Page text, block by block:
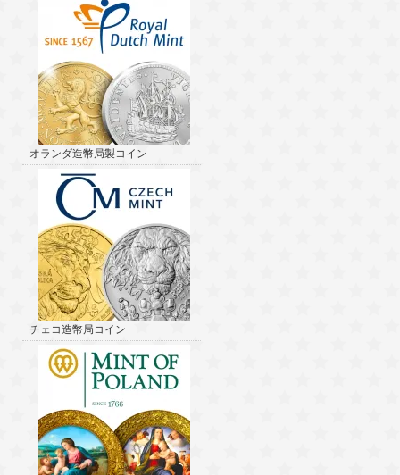
オランダ造幣局製コイン
チェコ造幣局コイン